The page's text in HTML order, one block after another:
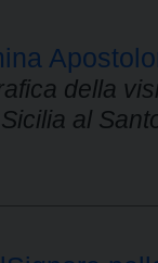
della
al